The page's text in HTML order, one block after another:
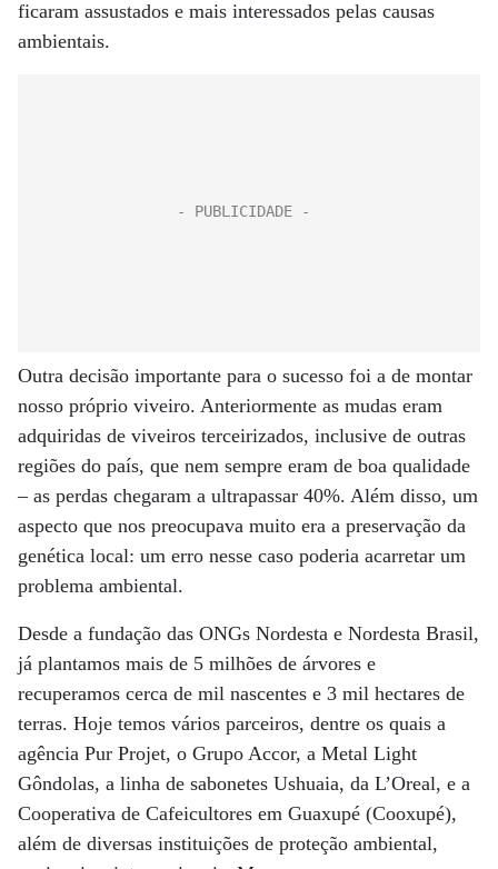
ficaram assustados e mais interessados pelas causas
ambientais.
Outra decisão importante para o sucesso foi a de montar
nosso próprio viveiro. Anteriormente as mudas eram
adquiridas de viveiros terceirizados, inclusive de outras
regiões do país, que nem sempre eram de boa qualidade
– as perdas chegaram a ultrapassar 40%. Além disso, um
aspecto que nos preocupava muito era a preservação da
genética local: um erro nesse caso poderia acarretar um
problema ambiental.
Desde a fundação das ONGs Nordesta e Nordesta Brasil,
já plantamos mais de 5 milhões de árvores e
recuperamos cerca de mil nascentes e 3 mil hectares de
terras. Hoje temos vários parceiros, dentre os quais a
agência Pur Projet, o Grupo Accor, a Metal Light
Gôndolas, a linha de sabonetes Ushuaia, da L’Oreal, e a
Coo­perativa de Cafeicultores em Guaxupé (Cooxupé),
além de diversas instituições de proteção ambiental,